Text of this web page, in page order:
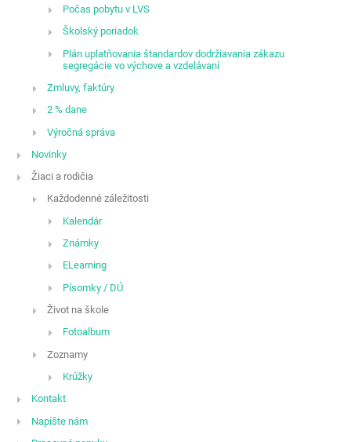
Počas pobytu v LVS
Školský poriadok
Plán uplatňovania štandardov dodržiavania zákazu
segregácie vo výchove a vzdelávaní
Zmluvy, faktúry
2 % dane
Výročná správa
Novinky
Žiaci a rodičia
Každodenné záležitosti
Kalendár
Známky
ELearning
Písomky / DÚ
Život na škole
Fotoalbum
Zoznamy
Krúžky
Kontakt
Napíšte nám